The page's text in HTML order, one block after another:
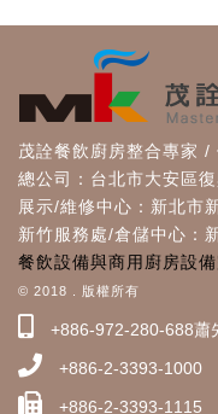
茂詮餐飲廚房整合專家 /
總公司：台北市大安區
展示/維修中心：新北市
新竹服務處/倉儲中心：
餐飲設備與商用廚房設
© 2018 . 版權所有
+886-972-280-688蕭
+886-2-3393-1000
+886-2-3393-1115